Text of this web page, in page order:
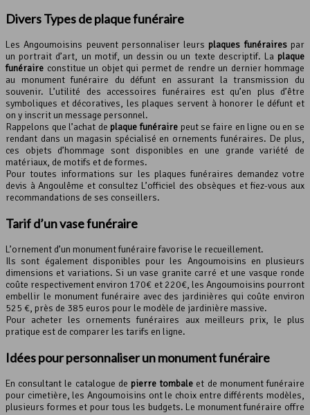
Divers Types deplaque funéraire
Les Angoumoisins peuvent personnaliser leurs plaques funérairespar
un portrait d’art, un motif, un dessin ou un texte descriptif. La plaque
funéraire constitue un objet qui permet de rendre un dernier hommage
au monument funéraire du défunt en assurant la transmission du
souvenir. L’utilité des accessoires funéraires est qu’en plus d’être
symboliques et décoratives, les plaques servent à honorer le défunt et
on y inscrit un message personnel.
Rappelons que l’achat de plaque funéraire peut se faire en ligne ou en se
rendant dans un magasin spécialisé en ornements funéraires. De plus,
ces objets d’hommage sont disponibles en une grande variété de
matériaux, de motifs et de formes.
Pour toutes informations sur les plaques funéraires demandez votre
devis à Angoulême et consultez L’officiel des obsèques et fiez-vous aux
recommandations de ses conseillers.
Tarif d’un vase funéraire
L’ornement d’un monument funéraire favorise le recueillement.
Ils sont également disponibles pour les Angoumoisins en plusieurs
dimensions et variations. Si un vase granite carré et une vasque ronde
coûte respectivement environ 170€ et 220€, les Angoumoisins pourront
embellir le monument funéraire avec des jardinières qui coûte environ
525 €, près de 385 euros pour le modèle de jardinière massive.
Pour acheter les ornements funéraires aux meilleurs prix, le plus
pratique est de comparer les tarifs en ligne.
Idées pour personnaliser unmonument funéraire
En consultant le catalogue de pierre tombale et de monument funéraire
pour cimetière, les Angoumoisins ont le choix entre différents modèles,
plusieurs formes et pour tous les budgets. Le monument funéraire offre